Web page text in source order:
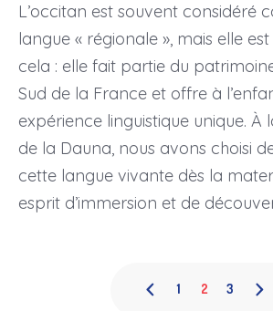
L’occitan est souvent considéré
langue « régionale », mais elle
cela : elle fait partie du
Sud de la France et offre à
expérience linguistique unique. À
de la Dauna, nous avons choisi
cette langue vivante dès la
esprit d’immersion et de
1 2 3